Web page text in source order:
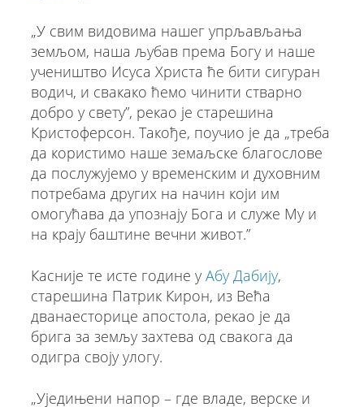
„У свим видовима нашег упрљављања
земљом, наша љубав према Богу и наше
учеништво Исуса Христа ће бити сигуран
водич, и свакако ћемо чинити стварно
добро у свету”, рекао је старешина
Кристоферсон. Такође, поучио је да „треба
да користимо наше земаљске благослове
да послужујемо у временским и духовним
потребама других на начин који им
омогућава да упознају Бога и служе Му и
на крају баштине вечни живот.”
Касније те исте године у Абу Дабију,
старешина Патрик Кирон, из Већа
дванаесторице апостола, рекао је да
брига за земљу захтева од свакога да
одигра своју улогу.
„Уједињени напор – где владе, верске и